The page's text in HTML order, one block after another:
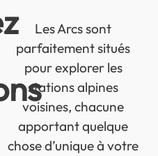
Les Arcs sont
parfaitement situés
pour explorer les
stations alpines
voisines, chacune
apportant quelque
chose d’unique à votre